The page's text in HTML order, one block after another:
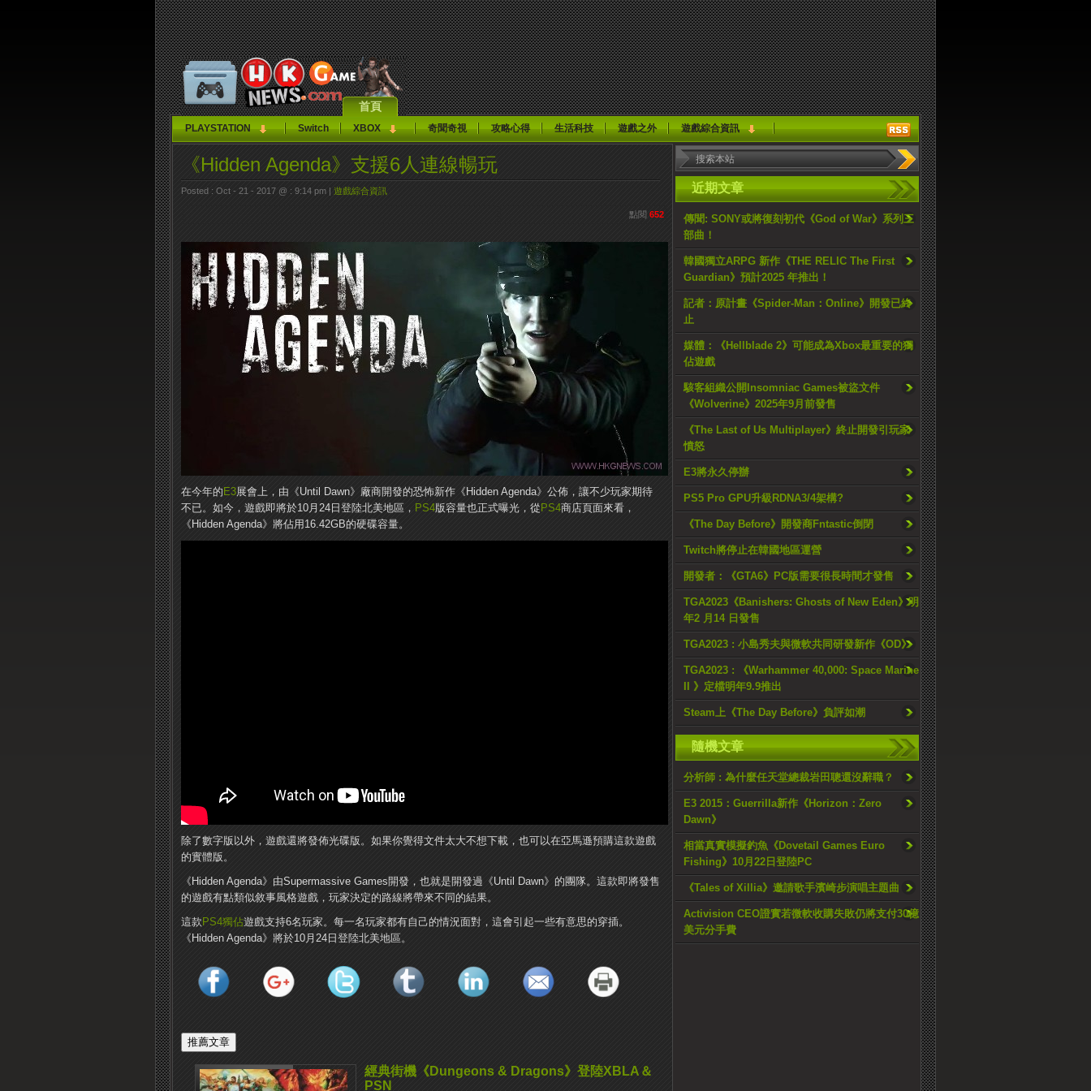
首頁
PLAYSTATION Switch XBOX 奇聞奇視 攻略心得 生活科技 遊戲之外 遊戲綜合資訊
近期文章
傳聞: SONY或將復刻初代《God of War》系列三
部曲！
韓國獨立ARPG 新作《THE RELIC The First
Guardian》預計2025 年推出！
記者：原計畫《Spider-Man：Online》開發已終
止
媒體：《Hellblade 2》可能成為Xbox最重要的獨
佔遊戲
駭客組織公開Insomniac Games被盜文件
《Wolverine》2025年9月前發售
《The Last of Us Multiplayer》終止開發引玩家
憤怒
E3將永久停辦
PS5 Pro GPU升級RDNA3/4架構?
《The Day Before》開發商Fntastic倒閉
Twitch將停止在韓國地區運營
開發者：《GTA6》PC版需要很長時間才發售
TGA2023《Banishers: Ghosts of New Eden》明
年2 月14 日發售
TGA2023 : 小島秀夫與微軟共同研發新作《OD》
TGA2023 : 《Warhammer 40,000: Space Marine
II 》定檔明年9.9推出
Steam上《The Day Before》負評如潮
隨機文章
分析師 : 為什麼任天堂總裁岩田聰還沒辭職？
E3 2015：Guerrilla新作《Horizon：Zero
Dawn》
相當真實模擬釣魚《Dovetail Games Euro
Fishing》10月22日登陸PC
《Tales of Xillia》邀請歌手濱崎步演唱主題曲
Activision CEO證實若微軟收購失敗仍將支付30億
美元分手費
《Hidden Agenda》支援6人連線暢玩
Posted : Oct - 21 - 2017 @ : 9:14 pm | 遊戲綜合資訊
點閱 652
在今年的 E3展會上，由《Until Dawn》廠商開發的恐怖新作《Hidden Agenda》公佈，讓不少玩家期待
不已。如今，遊戲即將於10月24日登陸北美地區， PS4版容量也正式曝光，從 PS4商店頁面來看，
《Hidden Agenda》將佔用16.42GB的硬碟容量。
除了數字版以外，遊戲還將發佈光碟版。如果你覺得文件太大不想下載，也可以在亞馬遜預購這款遊戲
的實體版。
《Hidden Agenda》由Supermassive Games開發，也就是開發過《Until Dawn》的團隊。這款即將發售
的遊戲有點類似敘事風格遊戲，玩家決定的路線將帶來不同的結果。
這款 PS4獨佔遊戲支持6名玩家。每一名玩家都有自己的情況面對，這會引起一些有意思的穿插。
《Hidden Agenda》將於10月24日登陸北美地區。
經典街機《Dungeons & Dragons》登陸XBLA＆
PSN